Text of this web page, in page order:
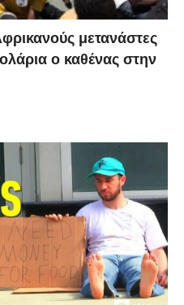
μετανάστες
ο καθένας στην